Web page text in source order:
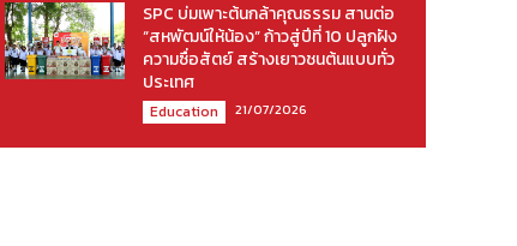
SPC บ่มเพาะต้นกล้าคุณธรรม สานต่อ
“สหพัฒน์ให้น้อง” ก้าวสู่ปีที่ 10 ปลูกฝัง
ความซื่อสัตย์ สร้างเยาวชนต้นแบบทั่ว
ประเทศ
Education 21/07/2026